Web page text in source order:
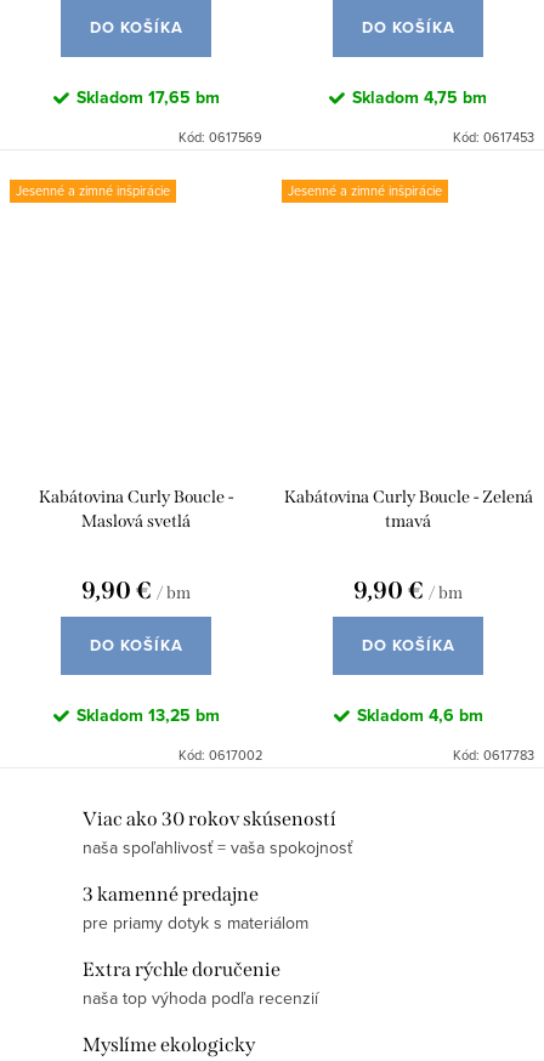
DO KOŠÍKA
Skladom 17,65 bm
Kód: 0617569
DO KOŠÍKA
Skladom 4,75 bm
Kód: 0617453
Jesenné a zimné inšpirácie
Kabátovina Curly Boucle -
Maslová svetlá
9,90 € / bm
DO KOŠÍKA
Skladom 13,25 bm
Kód: 0617002
Jesenné a zimné inšpirácie
Kabátovina Curly Boucle - Zelená
tmavá
9,90 € / bm
DO KOŠÍKA
Skladom 4,6 bm
Kód: 0617783
Viac ako 30 rokov skúseností
naša spoľahlivosť = vaša spokojnosť
3 kamenné predajne
pre priamy dotyk s materiálom
Extra rýchle doručenie
naša top výhoda podľa recenzií
Myslíme ekologicky